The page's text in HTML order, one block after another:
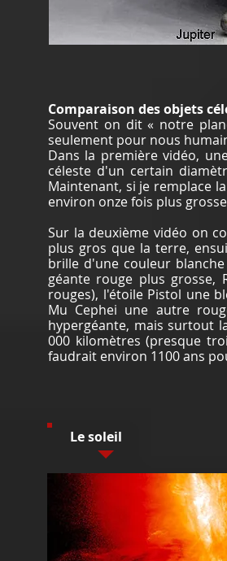
Comparaison des objets
Souvent on dit « notre
seulement pour nous
Dans la première vidéo,
céleste d'un certain
Maintenant, si je remplace
environ onze fois plus
Sur la deuxième vidéo on
plus gros que la terre,
brille d'une couleur
géante rouge plus grosse,
rouges), l'étoile Pistol une
Mu Cephei une autre
hypergéante, mais surtout
000 kilomètres (presque
faudrait environ 1100 ans
Le soleil